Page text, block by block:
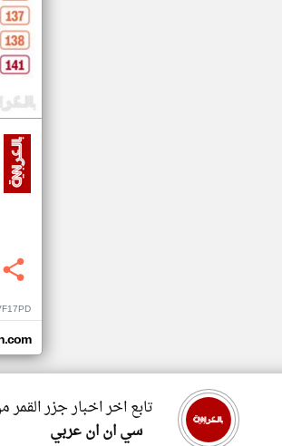
تابع اخر اخبار جزر القمر
سي ان ان عربي